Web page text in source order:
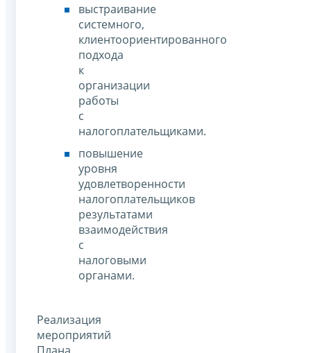
выстраивание
системного,
клиентоориентированного
подхода
к
организации
работы
с
налогоплательщиками.
повышение
уровня
удовлетворенности
налогоплательщиков
результатами
взаимодействия
с
налоговыми
органами.
Реализация
мероприятий
Плана